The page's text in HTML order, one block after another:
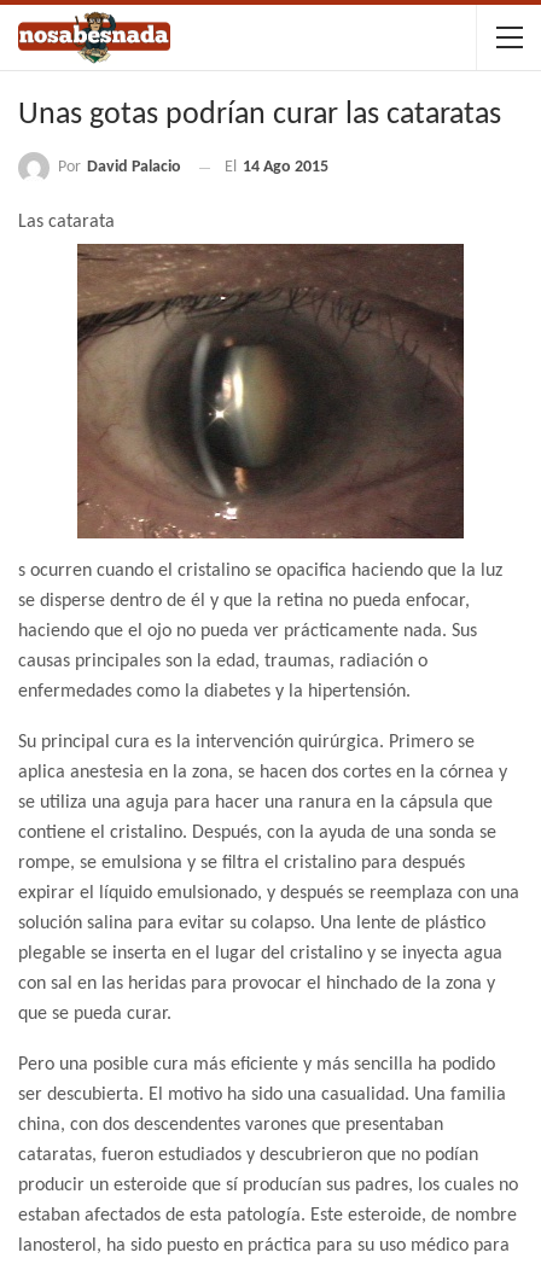
Unas gotas podrían curar las cataratas
Por David Palacio El 14 Ago 2015
Las catarata
s ocurren cuando el cristalino se opacifica haciendo que la luz
se disperse dentro de él y que la retina no pueda enfocar,
haciendo que el ojo no pueda ver prácticamente nada. Sus
causas principales son la edad, traumas, radiación o
enfermedades como la diabetes y la hipertensión.
Su principal cura es la intervención quirúrgica. Primero se
aplica anestesia en la zona, se hacen dos cortes en la córnea y
se utiliza una aguja para hacer una ranura en la cápsula que
contiene el cristalino. Después, con la ayuda de una sonda se
rompe, se emulsiona y se filtra el cristalino para después
expirar el líquido emulsionado, y después se reemplaza con una
solución salina para evitar su colapso. Una lente de plástico
plegable se inserta en el lugar del cristalino y se inyecta agua
con sal en las heridas para provocar el hinchado de la zona y
que se pueda curar.
Pero una posible cura más eficiente y más sencilla ha podido
ser descubierta. El motivo ha sido una casualidad. Una familia
china, con dos descendentes varones que presentaban
cataratas, fueron estudiados y descubrieron que no podían
producir un esteroide que sí producían sus padres, los cuales no
estaban afectados de esta patología. Este esteroide, de nombre
lanosterol, ha sido puesto en práctica para su uso médico para